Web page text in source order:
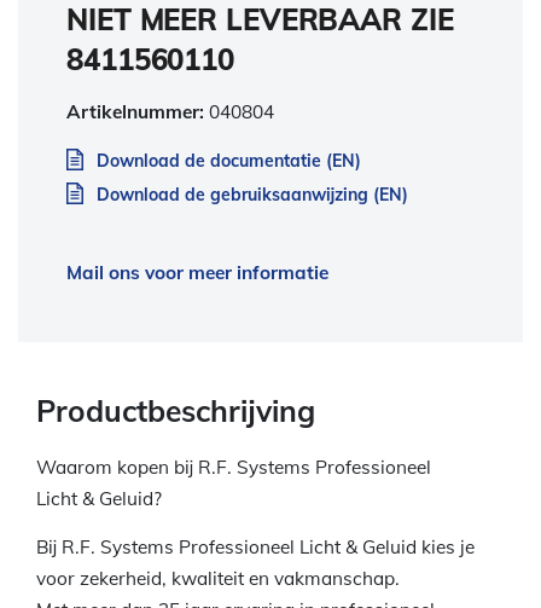
NIET MEER LEVERBAAR ZIE
8411560110
Artikelnummer: 040804
Download de documentatie (EN)
Download de gebruiksaanwijzing (EN)
Mail ons voor meer informatie
Productbeschrijving
Waarom kopen bij R.F. Systems Professioneel
Licht & Geluid?
Bij R.F. Systems Professioneel Licht & Geluid kies je
voor zekerheid, kwaliteit en vakmanschap.